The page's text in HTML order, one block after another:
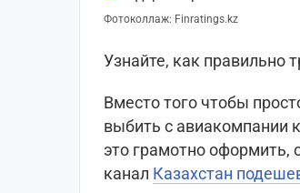
Фотоколлаж: Finratings.kz
Узнайте, как правильно
Вместо того чтобы
выбить с авиакомпании
это грамотно оформить,
канал Казахстан